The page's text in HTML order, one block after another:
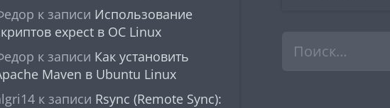
к записи Использование
expect в ОС Linux
к записи Как установить
Maven в Ubuntu Linux
к записи Rsync (Remote Sync):